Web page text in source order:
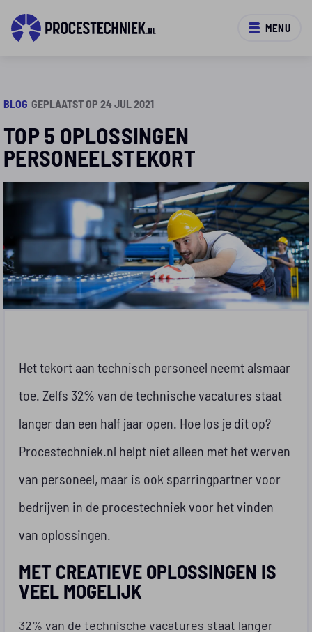
MENU
BLOG GEPLAATST OP 24 JUL 2021
TOP 5 OPLOSSINGEN
PERSONEELSTEKORT
Het tekort aan technisch personeel neemt alsmaar
toe. Zelfs 32% van de technische vacatures staat
langer dan een half jaar open. Hoe los je dit op?
Procestechniek.nl helpt niet alleen met het werven
van personeel, maar is ook sparringpartner voor
bedrijven in de procestechniek voor het vinden
van oplossingen.
MET CREATIEVE OPLOSSINGEN IS
VEEL MOGELIJK
32% van de technische vacatures staat langer